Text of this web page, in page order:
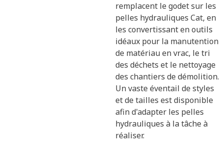
remplacent le godet sur les
pelles hydrauliques Cat, en
les convertissant en outils
idéaux pour la manutention
de matériau en vrac, le tri
des déchets et le nettoyage
des chantiers de démolition.
Un vaste éventail de styles
et de tailles est disponible
afin d'adapter les pelles
hydrauliques à la tâche à
réaliser.